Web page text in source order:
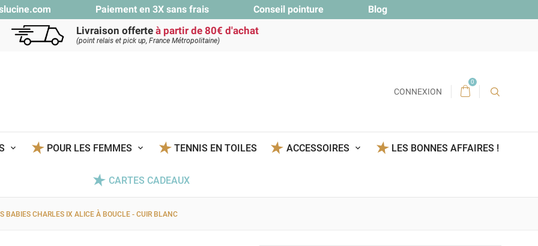
Paiement en 3X sans frais Conseil pointure Blog
Livraison offerte à partir de 80€ d'achat
(point relais et pick up, France Métropolitaine)
CONNEXION
0
POUR LES FEMMES TENNIS EN TOILES ACCESSOIRES LES BONNES AFFAIRES !
CARTES CADEAUX
BABIES CHARLES IX ALICE À BOUCLE - CUIR BLANC